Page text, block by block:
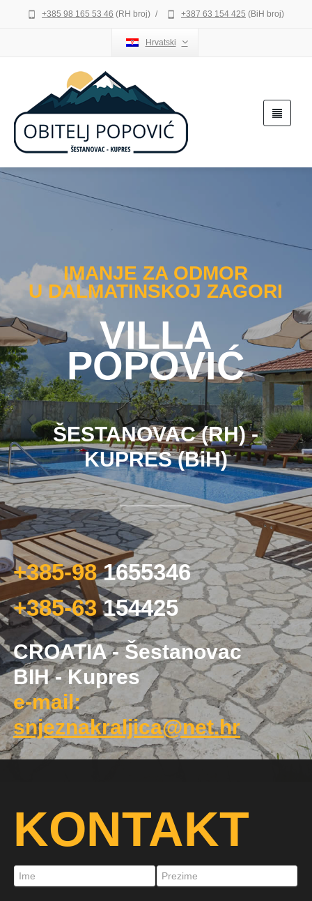
+385 98 165 53 46 (RH broj) / +387 63 154 425 (BiH broj)
Hrvatski
IMANJE ZA ODMOR
U DALMATINSKOJ ZAGORI
VILLA
POPOVIĆ
ŠESTANOVAC (RH) -
KUPRES (BiH)
+385-981655346
+385-63154425
CROATIA - Šestanovac
BIH - Kupres
e-mail:
snjeznakraljica@net.hr
KONTAKT